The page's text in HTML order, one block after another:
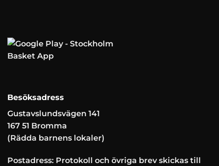
Besöksadress
Gustavslundsvägen 141
167 51 Bromma
(Rädda barnens lokaler)
Postadress: Protokoll och övriga brev skickas till